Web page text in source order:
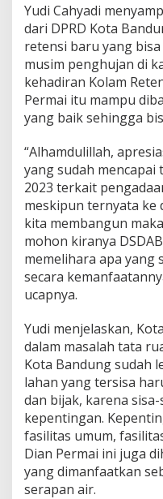
Yudi Cahyadi
dari DPRD Kota
retensi baru yang
musim penghujan di
kehadiran Kolam
Permai itu mampu
yang baik sehingga
“Alhamdulillah,
yang sudah mencapai
2023 terkait
meskipun ternyata ke
kita membangun
mohon kiranya
memelihara apa yang
secara
ucapnya.
Yudi menjelaskan,
dalam masalah tata
Kota Bandung sudah
lahan yang tersisa
dan bijak, karena
kepentingan.
fasilitas umum,
Dian Permai ini juga
yang dimanfaatkan
serapan air.